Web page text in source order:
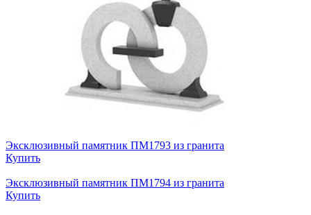
Эксклюзивный памятник ПМ1793 из гранита
Купить
Эксклюзивный памятник ПМ1794 из гранита
Купить